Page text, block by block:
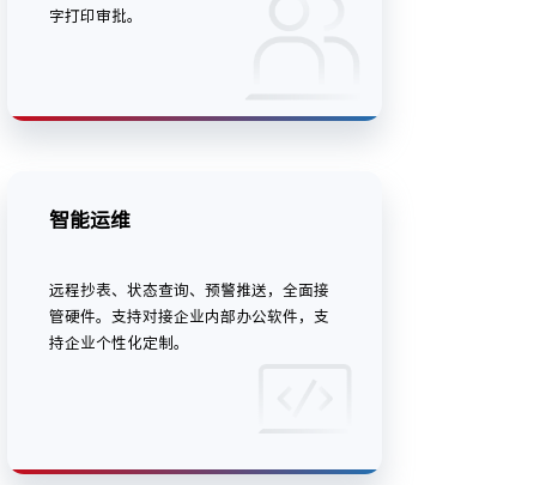
字打印审批。
智能运维
远程抄表、状态查询、预警推送，全面接
管硬件。支持对接企业内部办公软件，支
持企业个性化定制。